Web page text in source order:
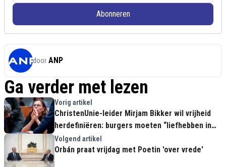
Abonneren
door ANP
Ga verder met lezen
Vorig artikel
ChristenUnie-leider Mirjam Bikker wil vrijheid
herdefiniëren: burgers moeten “liefhebben in
plaats van denken”
Volgend artikel
Orbán praat vrijdag met Poetin 'over vrede'